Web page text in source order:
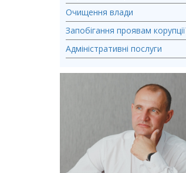
Очищення влади
Запобігання проявам корупції
Адміністративні послуги